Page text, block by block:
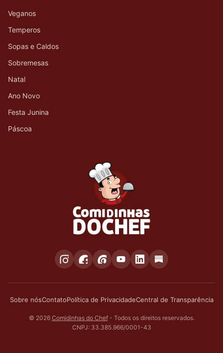
Veganos
Temperos
Sopas e Caldos
Sobremesas
Natal
Ano Novo
Festa Junina
Páscoa
Sobre nósContatoPolítica de PrivacidadeCentral de Transparência
© 2026 Comidinhas do Chef- Todos os direitos reservados.
CNPJ: 33.385.966/0001-43